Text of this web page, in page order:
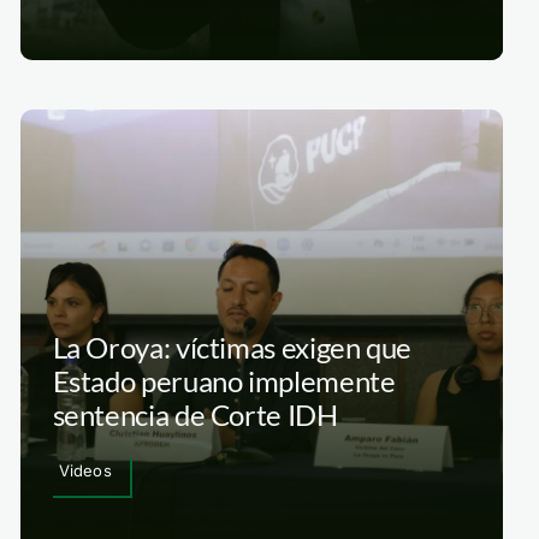
La Oroya: víctimas exigen que
Estado peruano implemente
sentencia de Corte IDH
Videos